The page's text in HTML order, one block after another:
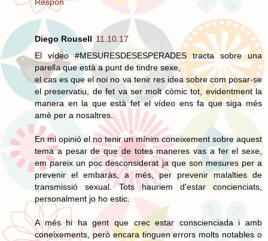
Diego Rousell 11.10.17
El vídeo #MESURESDESESPERADES tracta sobre una
parella que està a punt de tindre sexe,
el cas es que el noi no va tenir res idea sobre com posar-se
el preservatiu, de fet va ser molt còmic tot, evidentment la
manera en la que està fet el vídeo ens fa que siga més
amè per a nosaltres.
En mi opinió el no tenir un mínim coneixement sobre aquest
tema a pesar de que de totes maneres vas a fer el sexe,
em pareix un poc desconsiderat ja que son mesures per a
prevenir el embaràs, a més, per prevenir malalties de
transmissió sexual. Tots hauriem d'estar concienciats,
personalment jo ho estic.
A més hi ha gent que crec estar conscienciada i amb
coneixements, però encara tinguen errors molts notables o